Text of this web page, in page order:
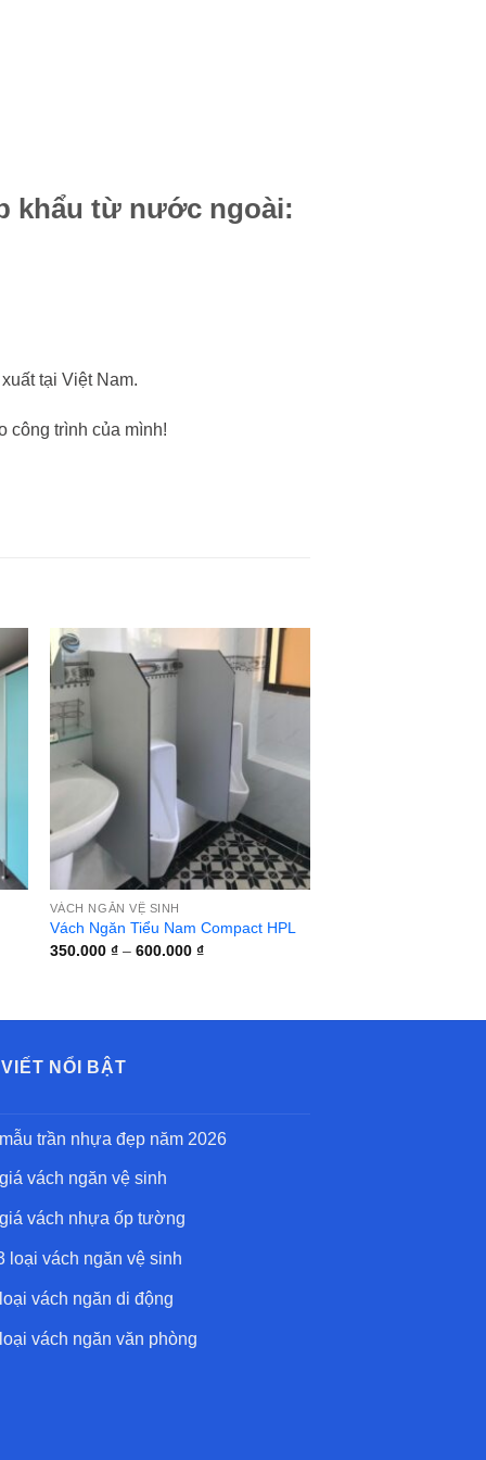
khẩu từ nước ngoài:
tại Việt Nam.
công trình của mình!
VÁCH NGĂN VỆ SINH
Vách Ngăn Tiểu Nam Compact HPL
350.000 ₫ – 600.000 ₫Khoảng
600.000 ₫
NỔI BẬT
trần nhựa đẹp năm 2026
vách ngăn vệ sinh
vách nhựa ốp tường
loại vách ngăn vệ sinh
vách ngăn di động
vách ngăn văn phòng